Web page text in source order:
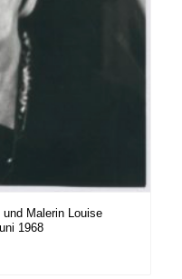
Malerin Louise
1968